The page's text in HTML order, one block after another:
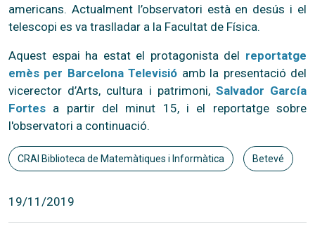
americans. Actualment l’observatori està en desús i el
telescopi es va traslladar a la Facultat de Física.
Aquest espai ha estat el protagonista del reportatge
emès per Barcelona Televisió amb la presentació del
vicerector d’Arts, cultura i patrimoni, Salvador García
Fortes a partir del minut 15, i el reportatge sobre
l'observatori a continuació.
CRAI Biblioteca de Matemàtiques i Informàtica Betevé
19/11/2019